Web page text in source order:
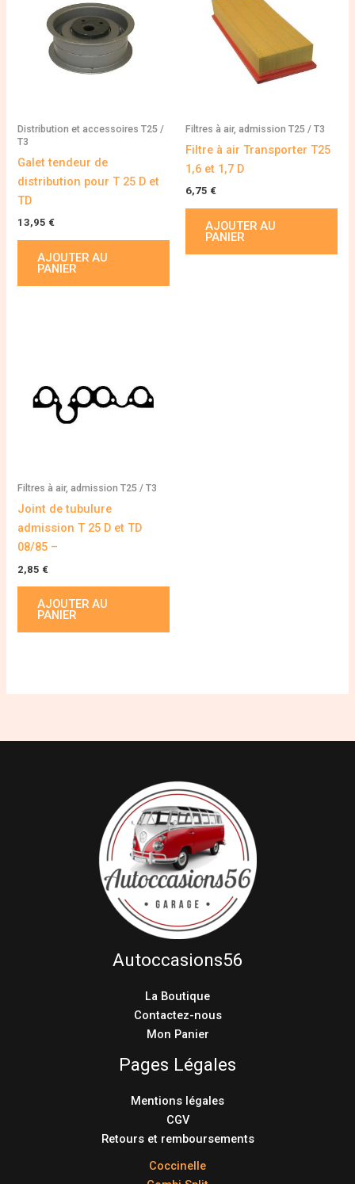
Distribution et accessoires T25 /
T3
Galet tendeur de
distribution pour T 25 D et
TD
13,95 €
AJOUTER AU
PANIER
Filtres à air, admission T25 / T3
Filtre à air Transporter T25
1,6 et 1,7 D
6,75 €
AJOUTER AU
PANIER
Filtres à air, admission T25 / T3
Joint de tubulure
admission T 25 D et TD
08/85 –
2,85 €
AJOUTER AU
PANIER
Autoccasions56
La Boutique
Contactez-nous
Mon Panier
Pages Légales
Mentions légales
CGV
Retours et remboursements
Coccinelle